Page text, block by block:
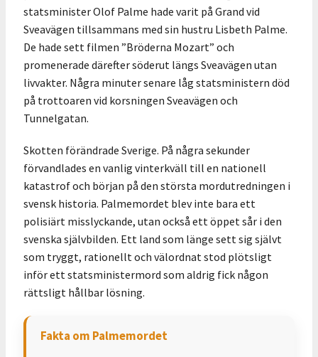
statsminister Olof Palme hade varit på Grand vid
Sveavägen tillsammans med sin hustru Lisbeth Palme.
De hade sett filmen ”Bröderna Mozart” och
promenerade därefter söderut längs Sveavägen utan
livvakter. Några minuter senare låg statsministern död
på trottoaren vid korsningen Sveavägen och
Tunnelgatan.
Skotten förändrade Sverige. På några sekunder
förvandlades en vanlig vinterkväll till en nationell
katastrof och början på den största mordutredningen i
svensk historia. Palmemordet blev inte bara ett
polisiärt misslyckande, utan också ett öppet sår i den
svenska självbilden. Ett land som länge sett sig självt
som tryggt, rationellt och välordnat stod plötsligt
inför ett statsministermord som aldrig fick någon
rättsligt hållbar lösning.
Fakta om Palmemordet